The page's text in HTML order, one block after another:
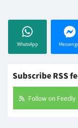
WhatsApp
Subscribe RSS
Follow on Feedly